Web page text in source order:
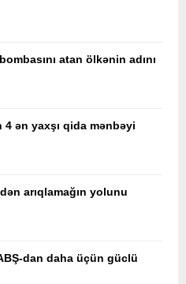
atan ölkənin adını
ən yaxşı qida mənbəyi
arıqlamağın yolunu
dan daha üçün güclü